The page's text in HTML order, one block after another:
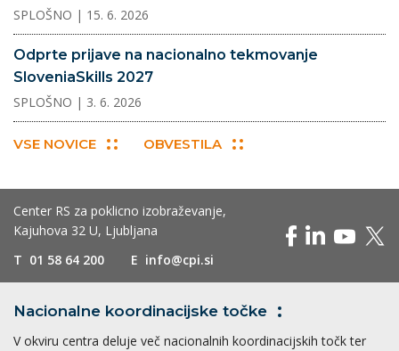
SPLOŠNO | 15. 6. 2026
Odprte prijave na nacionalno tekmovanje
SloveniaSkills 2027
SPLOŠNO | 3. 6. 2026
VSE NOVICE OBVESTILA
Center RS za poklicno izobraževanje,
Kajuhova 32 U, Ljubljana
T 01 58 64 200 E info@cpi.si
Nacionalne koordinacijske točke
V okviru centra deluje več nacionalnih koordinacijskih točk ter